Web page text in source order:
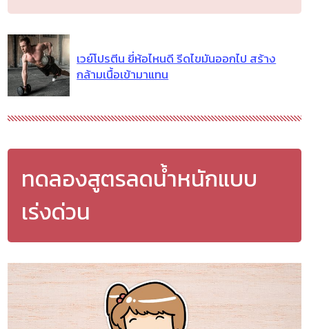
เวย์โปรตีน ยี่ห้อไหนดี รีดไขมันออกไป สร้าง
กล้ามเนื้อเข้ามาแทน
ทดลองสูตรลดน้ำหนักแบบ
เร่งด่วน